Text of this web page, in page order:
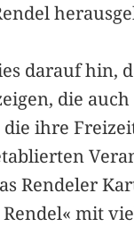
darauf hin,
die
ihre
Rendeler
mit